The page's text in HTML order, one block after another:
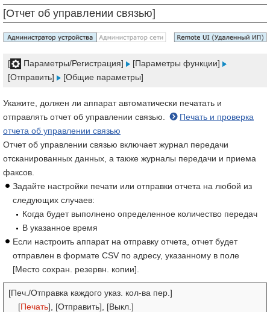
[Отчет об управлении связью]
[ Параметры/Регистрация]
[Параметры функции]
[Отправить]
[Общие параметры]
Укажите, должен ли аппарат автоматически печатать и
отправлять отчет об управлении связью.
Печать и проверка
отчета об управлении связью
Отчет об управлении связью включает журнал передачи
отсканированных данных, а также журналы передачи и приема
факсов.
Задайте настройки печати или отправки отчета на любой из
следующих случаев:
Когда будет выполнено определенное количество передач
В указанное время
Если настроить аппарат на отправку отчета, отчет будет
отправлен в формате CSV по адресу, указанному в поле
[Место сохран. резервн. копии].
[Печ./Отправка каждого указ. кол-ва пер.]
[Печать], [Отправить], [Выкл.]